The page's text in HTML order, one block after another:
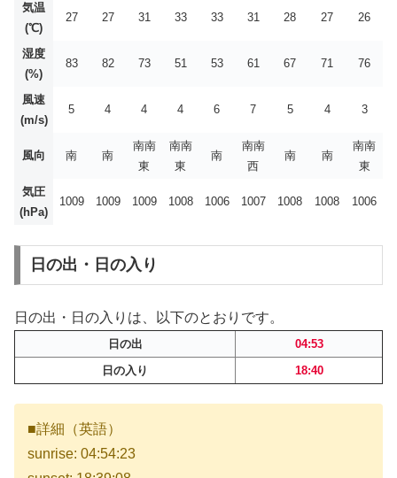
気温
(℃)
27 27 31 33 33 31 28 27 26
湿度
(%)
83 82 73 51 53 61 67 71 76
風速
(m/s)
5 4 4 4 6 7 5 4 3
風向 南 南
南南
東
南南
東
南
南南
西
南 南
南南
東
気圧
(hPa)
1009 1009 1009 1008 1006 1007 1008 1008 1006
日の出・日の入り
日の出・日の入りは、以下のとおりです。
日の出
04:53
日の入り
18:40
■詳細（英語）
sunrise: 04:54:23